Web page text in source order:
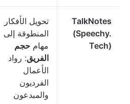
TalkNotes
(Speechy.
Tech)
تحويل الأفكار
المنطوقة إلى
مهام حجم
الفريق: رواد
الأعمال
الفرديون
والمبدعون